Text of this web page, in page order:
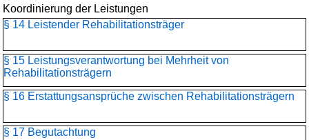
Koordinierung der Leistungen
§ 14 Leistender Rehabilitationsträger
§ 15 Leistungsverantwortung bei Mehrheit von
Rehabilitationsträgern
§ 16 Erstattungsansprüche zwischen Rehabilitationsträgern
§ 17 Begutachtung